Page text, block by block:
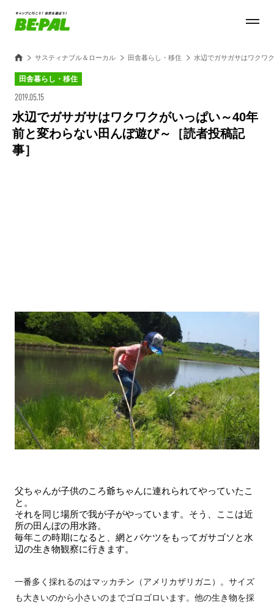
サスティナブル＆ローカル 田舎暮らし・移住 水辺でガサガサはワクワ
田舎暮らし・移住
2019.05.15
水辺でガサガサはワクワクがいっぱい～40年
前と変わらない田んぼ遊び～［読者投稿記
事］
父ちゃんが子供のころ爺ちゃんに連れられてやっていたこ
と。
それを同じ場所で我が子がやっています。そう、ここは近
所の田んぼの用水路。
毎年この時期になると、網とバケツをもってガサゴソと水
辺の生き物観察に行きます。
一番多く採れるのはマッカチン（アメリカザリガニ）。サイズ
も大きいのから小さいのまでゴロゴロいます。他の生き物を採